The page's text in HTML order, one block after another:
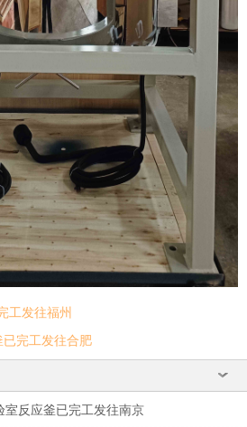
工发往福州
完工发往合肥
室反应釜已完工发往南京